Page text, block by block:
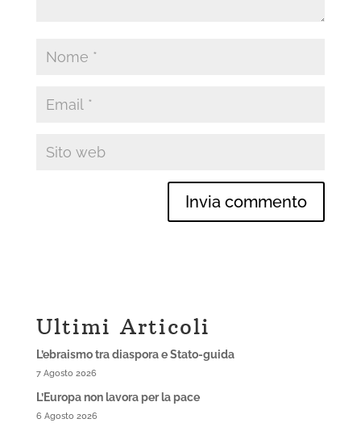
Ultimi Articoli
L’ebraismo tra diaspora e Stato-guida
7 Agosto 2026
L’Europa non lavora per la pace
6 Agosto 2026